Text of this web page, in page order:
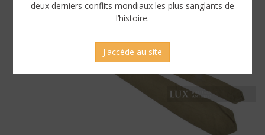
deux derniers conflits mondiaux les plus sanglants de
l’histoire.
J'accède au site